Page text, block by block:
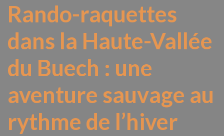
Rando-raquettes
dans la Haute-Vallée
du Buech : une
aventure sauvage au
rythme de l’hiver